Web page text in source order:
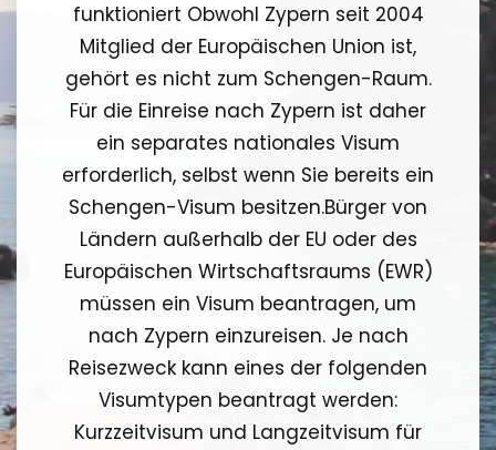
funktioniert Obwohl Zypern seit 2004
Mitglied der Europäischen Union ist,
gehört es nicht zum Schengen-Raum.
Für die Einreise nach Zypern ist daher
ein separates nationales Visum
erforderlich, selbst wenn Sie bereits ein
Schengen-Visum besitzen.Bürger von
Ländern außerhalb der EU oder des
Europäischen Wirtschaftsraums (EWR)
müssen ein Visum beantragen, um
nach Zypern einzureisen. Je nach
Reisezweck kann eines der folgenden
Visumtypen beantragt werden:
Kurzzeitvisum und Langzeitvisum für